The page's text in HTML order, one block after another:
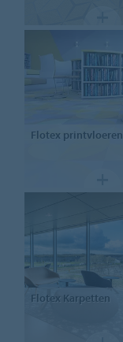
Flotex printvloeren
FlotexKarpetten